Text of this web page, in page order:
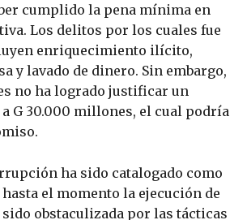
cumplido la pena mínima en
Los delitos por los cuales fue
enriquecimiento ilícito,
y lavado de dinero. Sin embargo,
no ha logrado justificar un
G 30.000 millones, el cual podría
ha sido catalogado como
el momento la ejecución de
obstaculizada por las tácticas